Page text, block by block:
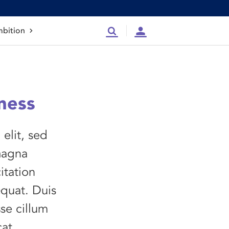
RechercheCompte
elit, sed
Duis
cillum